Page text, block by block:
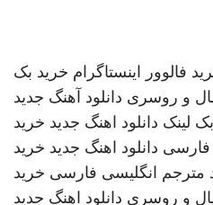
فالوور اینستاگرام خرید بک
و روسری دانلود آهنگ جدید
لینک دانلود اهنگ جدید خرید
فارسی دانلود اهنگ جدید خرید
مترجم انگلیسی فارسی خرید
و روسری دانلود اهنگ جدید